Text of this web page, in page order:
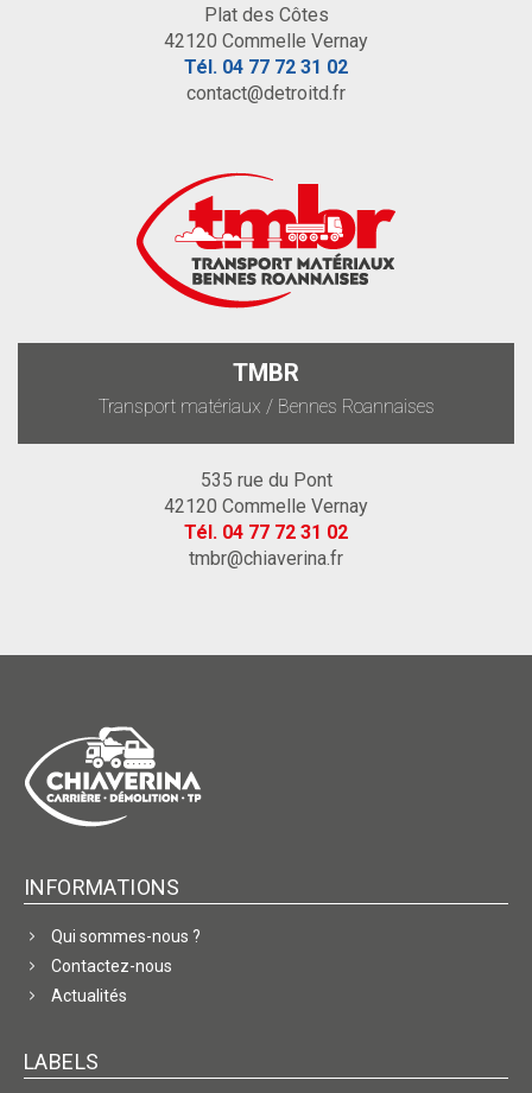
Plat des Côtes
42120 Commelle Vernay
Tél. 04 77 72 31 02
contact@detroitd.fr
TMBR
Transport matériaux / Bennes Roannaises
535 rue du Pont
42120 Commelle Vernay
Tél. 04 77 72 31 02
tmbr@chiaverina.fr
INFORMATIONS
Qui sommes-nous ?
Contactez-nous
Actualités
LABELS